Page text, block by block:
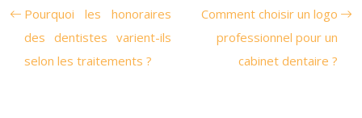
Pourquoi les honoraires
des dentistes varient-ils
selon les traitements ?
Comment choisir un logo
professionnel pour un
cabinet dentaire ?